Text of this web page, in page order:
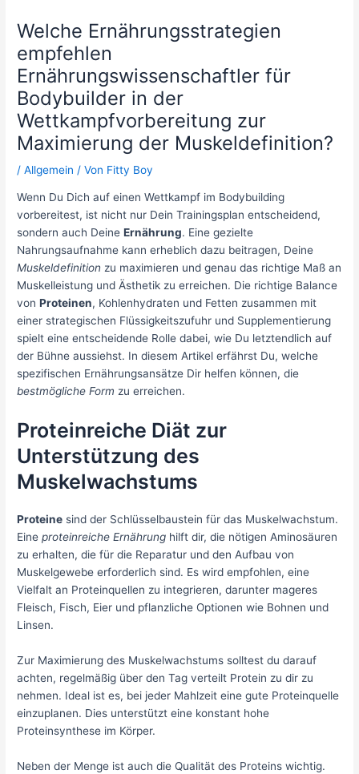
Welche Ernährungsstrategien
empfehlen
Ernährungswissenschaftler für
Bodybuilder in der
Wettkampfvorbereitung zur
Maximierung der Muskeldefinition?
/Allgemein / Von Fitty Boy
Wenn Du Dich auf einen Wettkampf im Bodybuilding
vorbereitest, ist nicht nur Dein Trainingsplan entscheidend,
sondern auch DeineErnährung. Eine gezielte
Nahrungsaufnahme kann erheblich dazu beitragen, Deine
Muskeldefinition zu maximieren und genau das richtige Maß an
Muskelleistung und Ästhetik zu erreichen. Die richtige Balance
vonProteinen, Kohlenhydraten und Fetten zusammen mit
einer strategischen Flüssigkeitszufuhr und Supplementierung
spielt eine entscheidende Rolle dabei, wie Du letztendlich auf
der Bühne aussiehst. In diesem Artikel erfährst Du, welche
spezifischen Ernährungsansätze Dir helfen können, die
bestmögliche Form zu erreichen.
Proteinreiche Diät zur
Unterstützung des
Muskelwachstums
Proteine sind der Schlüsselbaustein für das Muskelwachstum.
Eineproteinreiche Ernährung hilft dir, die nötigen Aminosäuren
zu erhalten, die für die Reparatur und den Aufbau von
Muskelgewebe erforderlich sind. Es wird empfohlen, eine
Vielfalt an Proteinquellen zu integrieren, darunter mageres
Fleisch, Fisch, Eier und pflanzliche Optionen wie Bohnen und
Linsen.
Zur Maximierung des Muskelwachstums solltest du darauf
achten, regelmäßig über den Tag verteilt Protein zu dir zu
nehmen. Ideal ist es, bei jeder Mahlzeit eine gute Proteinquelle
einzuplanen. Dies unterstützt eine konstant hohe
Proteinsynthese im Körper.
Neben der Menge ist auch die Qualität des Proteins wichtig.